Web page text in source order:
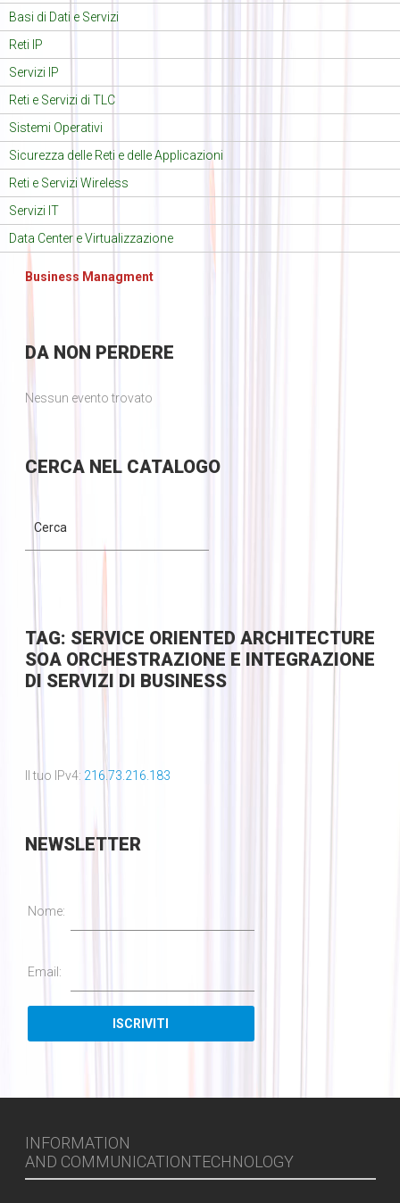
Basi di Dati e Servizi
Reti IP
Servizi IP
Reti e Servizi di TLC
Sistemi Operativi
Sicurezza delle Reti e delle Applicazioni
Reti e Servizi Wireless
Servizi IT
Data Center e Virtualizzazione
Business Managment
DANON PERDERE
Nessun evento trovato
CERCANEL CATALOGO
TAG: SERVICE ORIENTED ARCHITECTURE
SOA ORCHESTRAZIONE E INTEGRAZIONE
DI SERVIZI DI BUSINESS
Il tuo IPv4: 216.73.216.183
NEWSLETTER
Nome:
Email:
INFORMATION
AND COMMUNICATIONTECHNOLOGY